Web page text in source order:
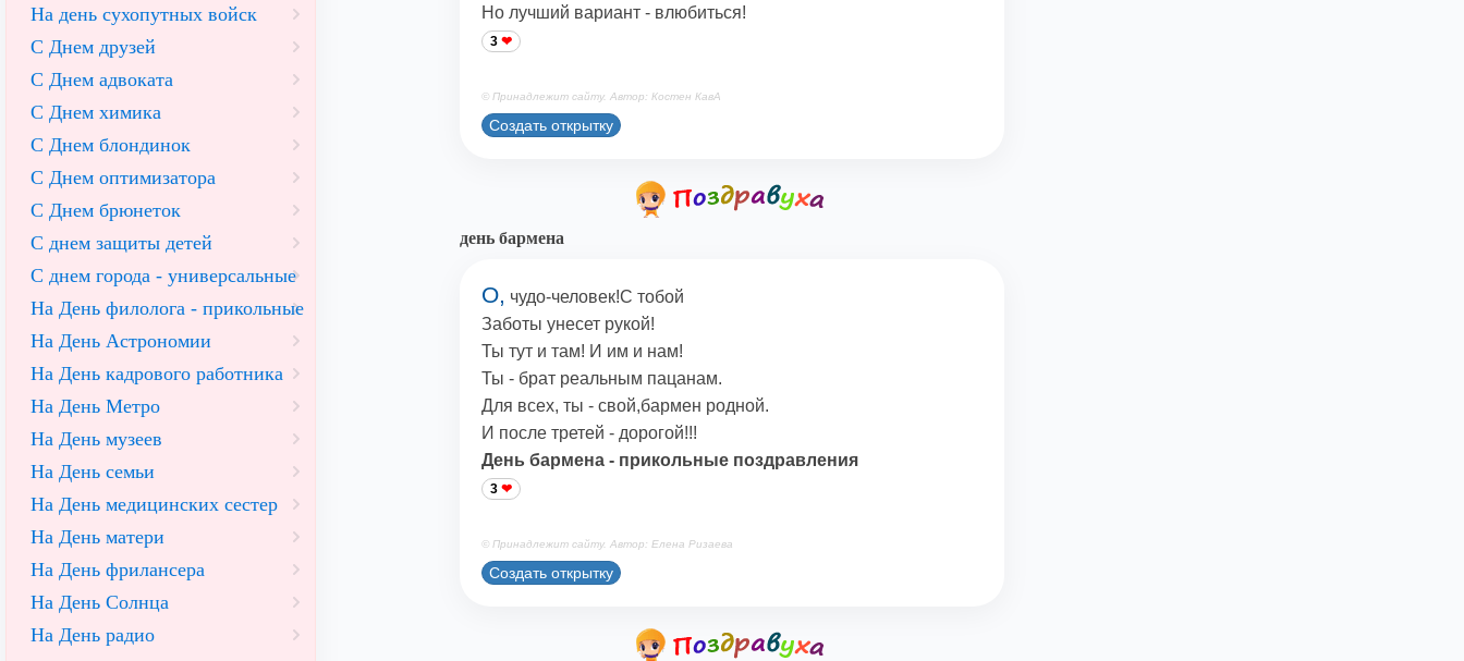
Но лучший вариант - влюбиться!
3
© Принадлежит сайту. Автор: Костен КавА
Создать открытку
день бармена
О, чудо-человек!С тобой
Заботы унесет рукой!
Ты тут и там! И им и нам!
Ты - брат реальным пацанам.
Для всех, ты - свой,бармен родной.
И после третей - дорогой!!!
День бармена - прикольные поздравления
3
© Принадлежит сайту. Автор: Елена Ризаева
Создать открытку
На день сухопутных войск
С Днем друзей
С Днем адвоката
С Днем химика
С Днем блондинок
С Днем оптимизатора
С Днем брюнеток
С днем защиты детей
С днем города - универсальные
На День филолога - прикольные
На День Астрономии
На День кадрового работника
На День Метро
На День музеев
На День семьи
На День медицинских сестер
На День матери
На День фрилансера
На День Солнца
На День радио